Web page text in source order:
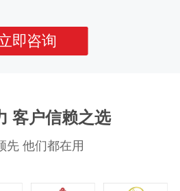
即咨询
客户信赖之选
先 他们都在用